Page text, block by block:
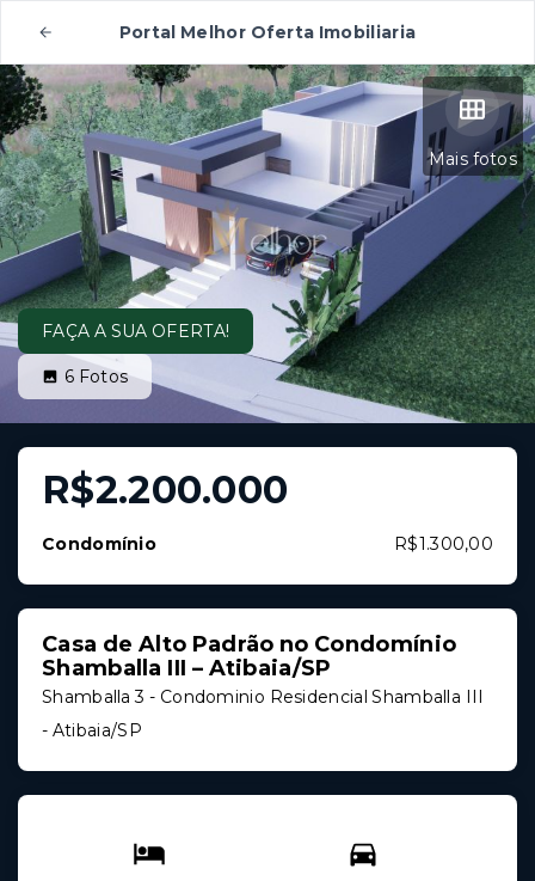
Portal Melhor Oferta Imobiliaria
Mais fotos
FAÇA A SUA OFERTA!
6 Fotos
R$2.200.000
Condomínio R$1.300,00
Casa de Alto Padrão no Condomínio
Shamballa III – Atibaia/SP
Shamballa 3 - Condominio Residencial Shamballa III
- Atibaia/SP